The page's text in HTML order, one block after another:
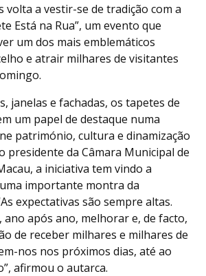
volta a vestir-se de tradição com a
Está na Rua”, um evento que
um dos mais emblemáticos
e atrair milhares de visitantes
janelas e fachadas, os tapetes de
um papel de destaque numa
património, cultura e dinamização
presidente da Câmara Municipal de
a iniciativa tem vindo a
importante montra da
expectativas são sempre altas.
após ano, melhorar e, de facto,
de receber milhares e milhares de
nos nos próximos dias, até ao
afirmou o autarca.